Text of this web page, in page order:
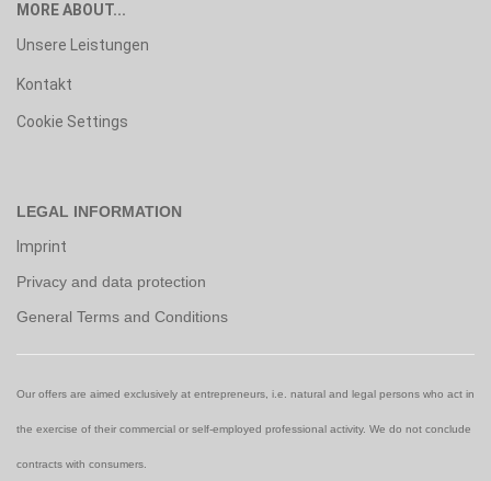
MORE ABOUT...
Unsere Leistungen
Kontakt
Cookie Settings
LEGAL INFORMATION
Imprint
Privacy and data protection
General Terms and Conditions
Our offers are aimed exclusively at entrepreneurs, i.e. natural and legal persons who act in
the exercise of their commercial or self-employed professional activity. We do not conclude
contracts with consumers.